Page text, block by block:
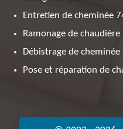
Entretien de cheminée
Ramonage de chaudière
Débistrage de cheminée
Pose et réparation de